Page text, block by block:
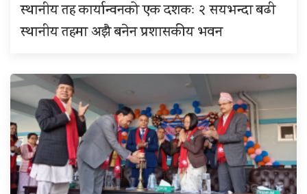
स्थानीय तह कार्यान्वनको एक दशकः २ सयभन्दा बढी
स्थानीय तहमा अझै बनेन प्रशासकीय भवन